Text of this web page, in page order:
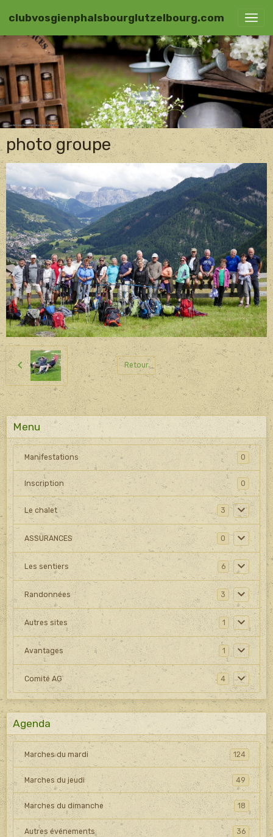
clubvosgienphalsbourglutzelbourg.com
photo groupe
Retour
Menu
Manifestations 0
Inscription 0
Le chalet 3
ASSURANCES 0
Les sentiers 6
Randonnées 3
Autres sites 1
Avantages 1
Comité AG 4
Agenda
Marches du mardi 124
Marches du jeudi 49
Marches du dimanche 18
Autres événements 36